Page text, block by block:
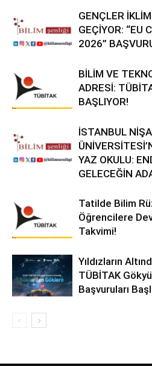
GENÇLER
GEÇİYOR: “EU
2026”
BİLİM VE
ADRESİ:
BAŞLIYOR!
İSTANBUL
YAZ OKULU:
GELECEĞİN
Tatilde Bilim
Öğrencilere
Takvimi!
Yıldızların
TÜBİTAK
Başvuruları